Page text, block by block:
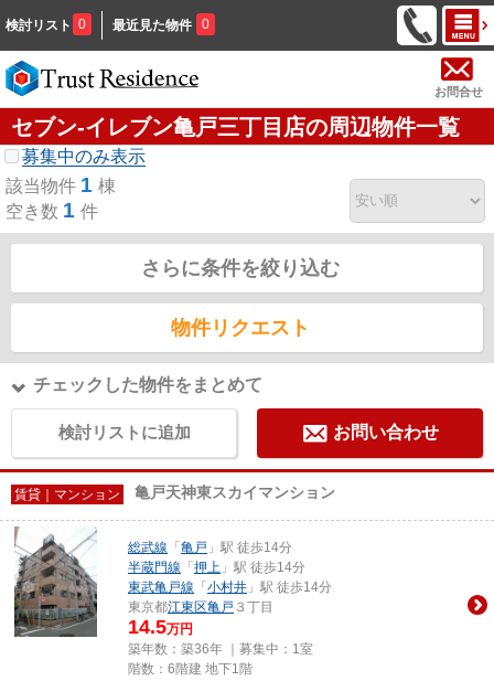
検討リスト 0 最近見た物件 0
お問合せ
セブン-イレブン亀戸三丁目店の周辺物件一覧
募集中のみ表示
該当物件 1 棟
空き数 1 件
さらに条件を絞り込む
物件リクエスト
チェックした物件をまとめて
検討リストに追加 お問い合わせ
賃貸｜マンション 亀戸天神東スカイマンション
総武線 「 亀戸 」駅 徒歩14分
半蔵門線 「 押上 」駅 徒歩14分
東武亀戸線 「 小村井 」駅 徒歩14分
東京都江東区亀戸 ３丁目
14.5万円
築年数：築36年 ｜募集中： 1室
階数：6階建 地下1階